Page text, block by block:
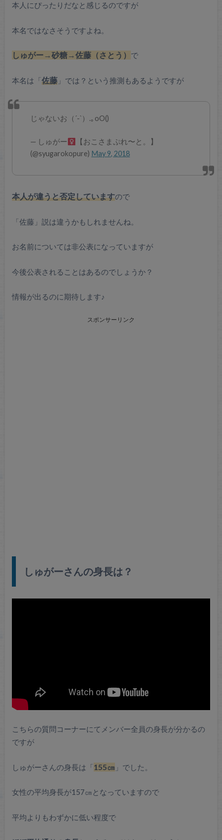
本人にぴったりだなと感じるのですが
本名ではなさそうですよね。
しゅがー→砂糖→佐藤（さとう） で
本名は「佐藤」では？という推測もあるようですが
じゃないお（´-`）.｡oO()
— しゅがー‍
【おこさまぷれ〜と。】
(@syugarokopure) May 9, 2018
本人が違うと否定していますので
「佐藤」説は違うかもしれませんね。
お名前については非公表になっていますが
今後公表されることはあるのでしょうか？
情報が出るのに期待します♪
スポンサーリンク
しゅがーさんの身長は？
こちらの質問コーナーにてメンバー全員の身長が分かるの
ですが
しゅがーさんの身長は「155㎝ 」でした。
女性の平均身長が157㎝となっていますので
平均よりもわずかに低い程度で